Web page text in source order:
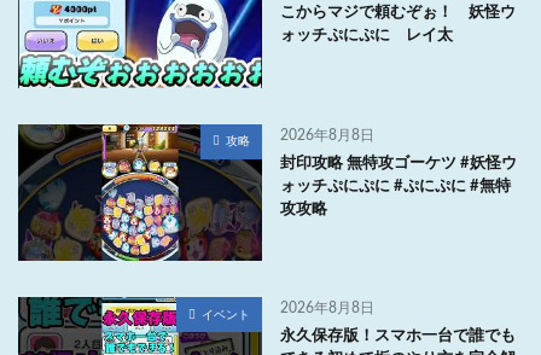
こからマジで頼むぞぉ！ 妖怪ウ
ォッチぷにぷに レイ太
攻略 2026年8月8日
封印攻略 無特攻ゴーケツ #妖怪ウ
ォッチぷにぷに #ぷにぷに #無特
攻攻略
イベント 2026年8月8日
永久保存版！スマホ一台で誰でも